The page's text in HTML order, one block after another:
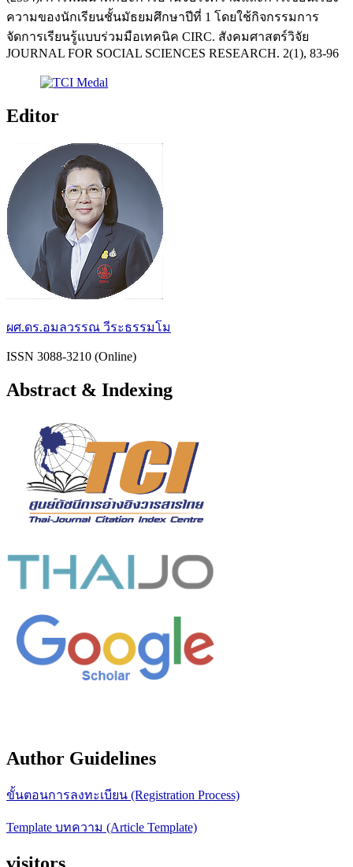
ความของนักเรียนชั้นมัธยมศึกษาปีที่ 1 โดยใช้กิจกรรมการ
จัดการเรียนรู้แบบร่วมมือเทคนิค CIRC. สังคมศาสตร์วิจัย
JOURNAL FOR SOCIAL SCIENCES RESEARCH. 2(1), 83-96
Editor
ผศ.ดร.อมลวรรณ วีระธรรมโม
ISSN 3088-3210 (Online)
Abstract & Indexing
Author Guidelines
ขั้นตอนการลงทะเบียน (Registration Process)
Template บทความ (Article Template)
visitors